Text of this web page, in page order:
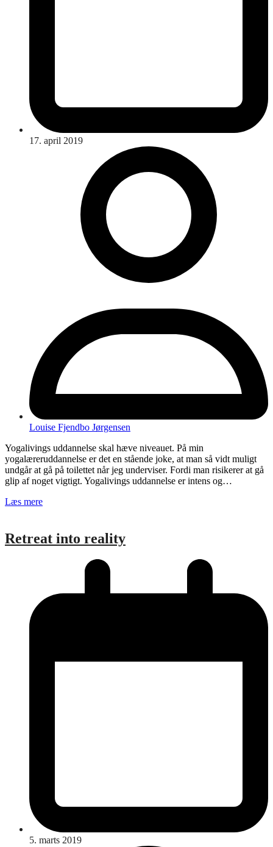
17. april 2019
Louise Fjendbo Jørgensen
Yogalivings uddannelse skal hæve niveauet. På min
yogalæreruddannelse er det en stående joke, at man så vidt muligt
undgår at gå på toilettet når jeg underviser. Fordi man risikerer at gå
glip af noget vigtigt. Yogalivings uddannelse er intens og…
Læs mere
Retreat into reality
5. marts 2019